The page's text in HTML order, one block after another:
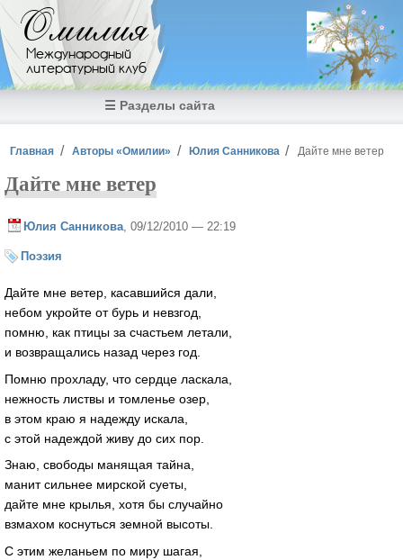
Перейти к основному содержанию
Омилия
Международный
литературный клуб
☰ Разделы сайта
Вы здесь
Главная Авторы «Омилии» Юлия Санникова Дайте мне ветер
Дайте мне ветер
Юлия Санникова , 09/12/2010 — 22:19
Поэзия
Дайте мне ветер, касавшийся дали,
небом укройте от бурь и невзгод,
помню, как птицы за счастьем летали,
и возвращались назад через год.
Помню прохладу, что сердце ласкала,
нежность листвы и томленье озер,
в этом краю я надежду искала,
с этой надеждой живу до сих пор.
Знаю, свободы манящая тайна,
манит сильнее мирской суеты,
дайте мне крылья, хотя бы случайно
взмахом коснуться земной высоты.
С этим желаньем по миру шагая,